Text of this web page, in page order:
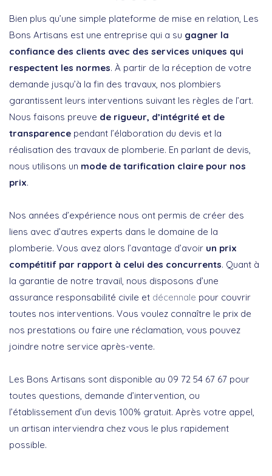
Bien plus qu’une simple plateforme de mise en relation, Les
Bons Artisans est une entreprise qui a su gagner la
confiance des clients avec des services uniques qui
respectent les normes. À partir de la réception de votre
demande jusqu’à la fin des travaux, nos plombiers
garantissent leurs interventions suivant les règles de l’art.
Nous faisons preuve de rigueur, d’intégrité et de
transparence pendant l’élaboration du devis et la
réalisation des travaux de plomberie. En parlant de devis,
nous utilisons un mode de tarification claire pour nos
prix.
Nos années d’expérience nous ont permis de créer des
liens avec d’autres experts dans le domaine de la
plomberie. Vous avez alors l’avantage d’avoir un prix
compétitif par rapport à celui des concurrents. Quant à
la garantie de notre travail, nous disposons d’une
assurance responsabilité civile et décennale pour couvrir
toutes nos interventions. Vous voulez connaître le prix de
nos prestations ou faire une réclamation, vous pouvez
joindre notre service après-vente.
Les Bons Artisans sont disponible au 09 72 54 67 67 pour
toutes questions, demande d’intervention, ou
l’établissement d’un devis 100% gratuit. Après votre appel,
un artisan interviendra chez vous le plus rapidement
possible.